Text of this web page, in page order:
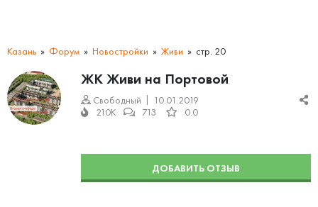
Казань Форум Новостройки Живи стр. 20
ЖК Живи на Портовой
Свободный
10.01.2019
210K
713 0.0
ДОБАВИТЬ ОТЗЫВ